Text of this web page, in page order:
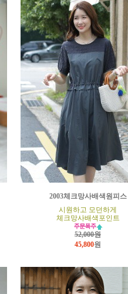
2003체크망사배색원피스
시원하고 모던하게
체크망사배색포인트
52,000원
45,800원